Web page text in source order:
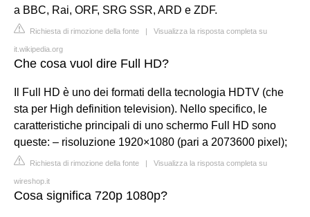
a BBC, Rai, ORF, SRG SSR, ARD e ZDF.
Richiesta di rimozione della fonte | Visualizza la risposta completa su
it.wikipedia.org
Che cosa vuol dire Full HD?
Il Full HD è uno dei formati della tecnologia HDTV (che
sta per High definition television). Nello specifico, le
caratteristiche principali di uno schermo Full HD sono
queste: – risoluzione 1920×1080 (pari a 2073600 pixel);
Richiesta di rimozione della fonte | Visualizza la risposta completa su
wireshop.it
Cosa significa 720p 1080p?